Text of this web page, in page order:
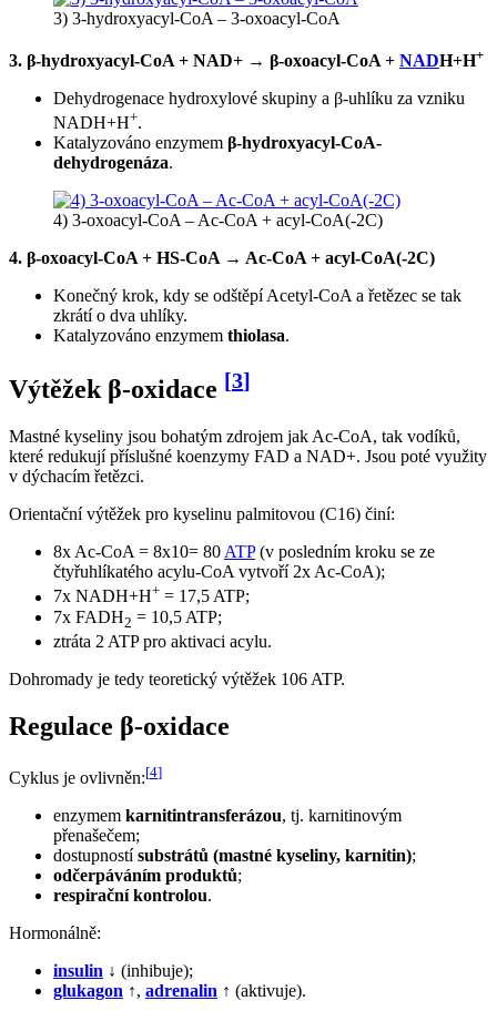
3) 3-hydroxyacyl-CoA – 3-oxoacyl-CoA
3. β-hydroxyacyl-CoA + NAD+ → β-oxoacyl-CoA + NADH+H+
Dehydrogenace hydroxylové skupiny a β-uhlíku za vzniku
NADH+H+.
Katalyzováno enzymem β-hydroxyacyl-CoA-
dehydrogenáza.
4) 3-oxoacyl-CoA – Ac-CoA + acyl-CoA(-2C)
4. β-oxoacyl-CoA + HS-CoA → Ac-CoA + acyl-CoA(-2C)
Konečný krok, kdy se odštěpí Acetyl-CoA a řetězec se tak
zkrátí o dva uhlíky.
Katalyzováno enzymem thiolasa.
Výtěžek β-oxidace [3]
Mastné kyseliny jsou bohatým zdrojem jak Ac-CoA, tak vodíků,
které redukují příslušné koenzymy FAD a NAD+. Jsou poté využity
v dýchacím řetězci.
Orientační výtěžek pro kyselinu palmitovou (C16) činí:
8x Ac-CoA = 8x10= 80 ATP(v posledním kroku se ze
čtyřuhlíkatého acylu-CoA vytvoří 2x Ac-CoA);
7x NADH+H+ = 17,5 ATP;
7x FADH2 = 10,5 ATP;
ztráta 2 ATP pro aktivaci acylu.
Dohromady je tedy teoretický výtěžek 106 ATP.
Regulace β-oxidace
Cyklus je ovlivněn:[4]
enzymem karnitintransferázou, tj. karnitinovým
přenašečem;
dostupnostísubstrátů (mastné kyseliny, karnitin);
odčerpáváním produktů;
respirační kontrolou.
Hormonálně:
insulin ↓ (inhibuje);
glukagon ↑, adrenalin ↑ (aktivuje).